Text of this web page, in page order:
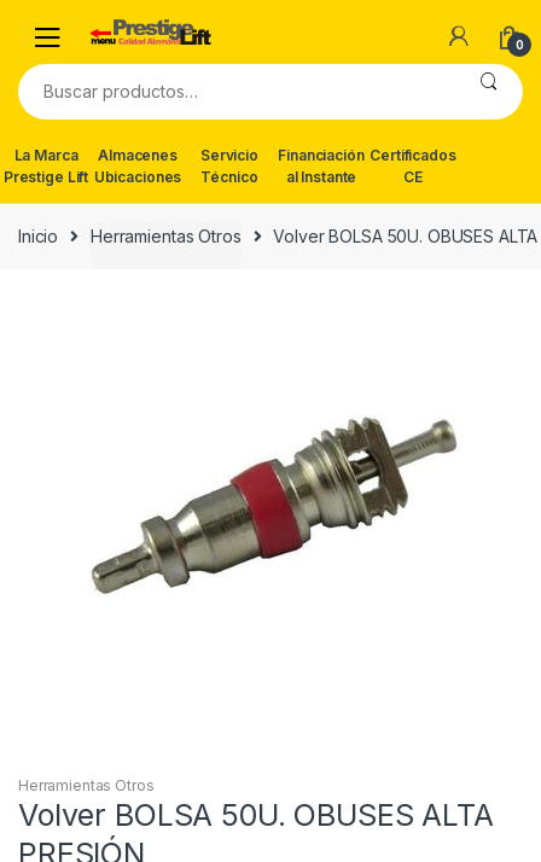
navigation
content
0
Buscar
por:
La Marca
Prestige Lift
Almacenes
Ubicaciones
Servicio
Técnico
Financiación
al Instante
Certificados
CE
Inicio Herramientas Otros Volver BOLSA 50U. OBUSES ALTA
Herramientas Otros
Volver BOLSA 50U. OBUSES ALTA
PRESIÓN